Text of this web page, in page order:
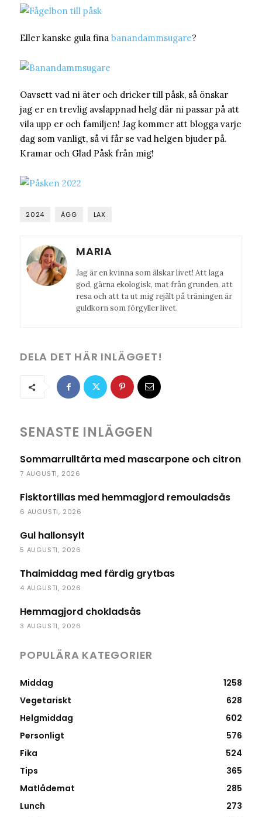
Eller kanske gula fina banandammsugare?
Oavsett vad ni äter och dricker till påsk, så önskar
jag er en trevlig avslappnad helg där ni passar på att
vila upp er och familjen! Jag kommer att blogga varje
dag som vanligt, så vi får se vad helgen bjuder på.
Kramar och Glad Påsk från mig!
2024 ÄGG LAX
MARIA
Jag är en kvinna som älskar livet! Att laga
god, gärna ekologisk, mat från grunden, att
resa och att ta ut mig rejält på träningen är
guldkorn som förgyller livet.
DELA DET HÄR INLÄGGET!
SENASTE INLÄGGEN
Sommarrulltårta med mascarpone och citron
7 AUGUSTI, 2026
Fisktortillas med hemmagjord remouladsås
6 AUGUSTI, 2026
Gul hallonsylt
5 AUGUSTI, 2026
Thaimiddag med färdig grytbas
4 AUGUSTI, 2026
Hemmagjord chokladsås
3 AUGUSTI, 2026
POPULÄRA KATEGORIER
Middag
1258
Vegetariskt
628
Helgmiddag
602
Personligt
576
Fika
524
Tips
365
Matlådemat
285
Lunch
273